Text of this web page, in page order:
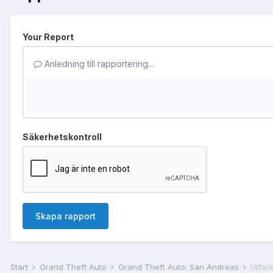
Your Report
Anledning till rapportering...
Säkerhetskontroll
Skapa rapport
Start Grand Theft Auto Grand Theft Auto: San Andreas